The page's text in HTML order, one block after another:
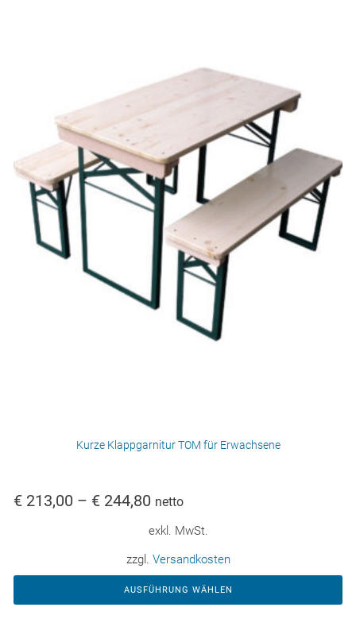
Kurze Klappgarnitur TOM für Erwachsene
€ 213,00 – € 244,80 netto
exkl. MwSt.
zzgl. Versandkosten
AUSFÜHRUNG WÄHLEN